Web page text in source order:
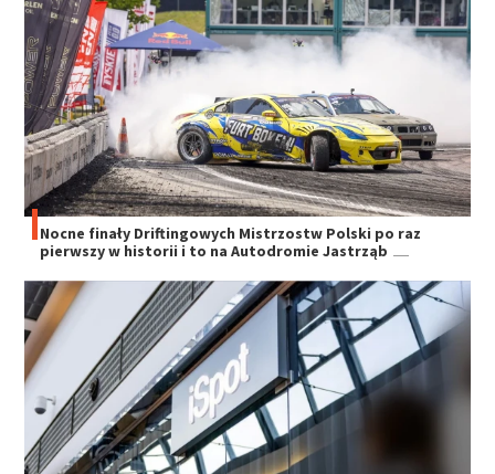
Nocne finały Driftingowych Mistrzostw Polski po raz
pierwszy w historii i to na Autodromie Jastrząb